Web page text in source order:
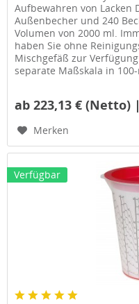
Aufbewahren von Lacken
Außenbecher und 240
Volumen von 2000 ml.
haben Sie ohne
Mischgefäß zur
separate Maßskala in
ab 223,13 € (Netto)
Merken
Verfügbar